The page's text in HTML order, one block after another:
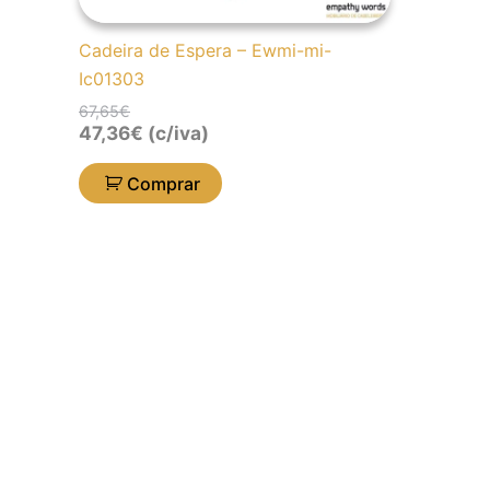
Cadeira de Espera – Ewmi-mi-
Ic01303
67,65€
47,36€ (c/iva)
Comprar